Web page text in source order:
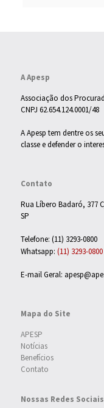
A Apesp
Associação dos
CNPJ 62.654.124.0001/48
A Apesp tem dentre os
classe e defender o
Contato
Rua Líbero Badaró, 377
SP
Telefone: (11) 3293-0800
Whatsapp: (11) 3293-0800
E-mail Geral:
Mapa do Site
APESP
Notícias
Benefícios
Contato
Nossas Redes Sociais